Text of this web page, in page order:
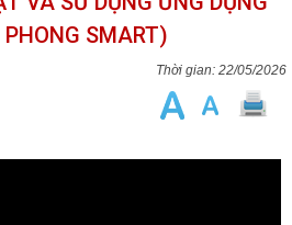
SMART)
22/05/2026